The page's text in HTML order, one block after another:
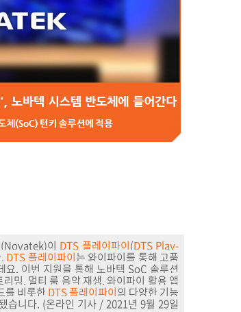
이 DTS 플레이파이(DTS Play-
DTS 플레이파이는 와이파이를 통해 고품
요. 이번 지원을 통해 노바텍 SoC 솔루션
밍, 멀티 룸 음악 재생, 와이파이 활용 앱
를 비롯한 DTS 플레이파이의 다양한 기능
습니다. (온라인 기사 / 2021년 9월 29일